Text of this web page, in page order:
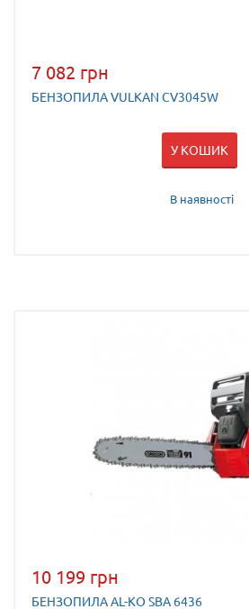
7 082 грн
БЕНЗОПИЛА VULKAN CV3045W
У КОШИК
В наявності
10 199 грн
БЕНЗОПИЛА AL-KO SBA 6436